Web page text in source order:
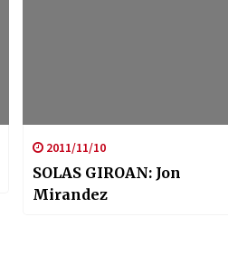
2011/11/10
SOLAS GIROAN: Jon
Mirandez